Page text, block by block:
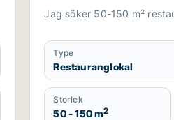
Jag söker 50-150 m²
Type
Restauranglokal
Storlek
50 - 150 m2